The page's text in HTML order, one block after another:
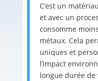
C’est un
et avec un
consomme
métaux. Cela
uniques et
l’impact
longue durée de